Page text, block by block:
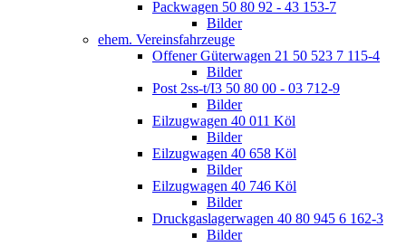
Packwagen 50 80 92 - 43 153-7
Bilder
ehem. Vereinsfahrzeuge
Offener Güterwagen 21 50 523 7 115-4
Bilder
Post 2ss-t/I3 50 80 00 - 03 712-9
Bilder
Eilzugwagen 40 011 Köl
Bilder
Eilzugwagen 40 658 Köl
Bilder
Eilzugwagen 40 746 Köl
Bilder
Druckgaslagerwagen 40 80 945 6 162-3
Bilder